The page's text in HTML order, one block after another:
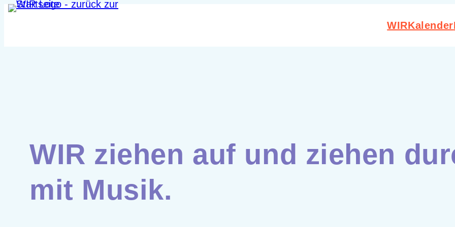
Zum
WIRKalender
WIR ziehen auf und ziehen
mit Musik.